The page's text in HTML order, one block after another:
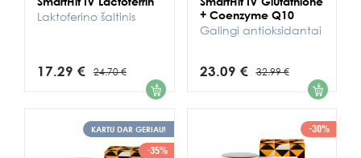
Laktoferino šaltinis
17.29 € 24.70 € 1
+ Coenzyme Q10
Galingi antioksidantai
23.09 € 32.99 € 1
KARTU DAR GERIAU!
-35%
-30%